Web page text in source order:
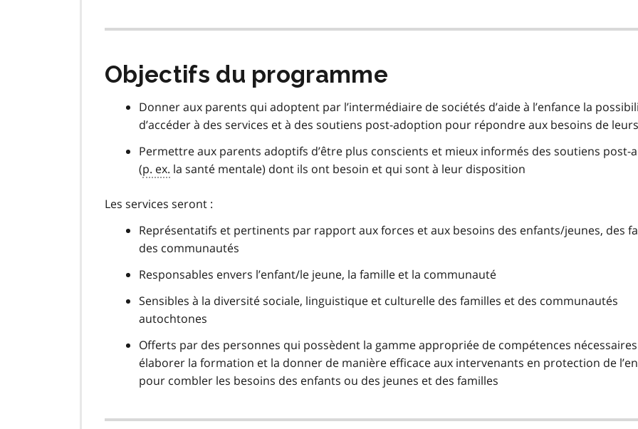
Objectifs du programme
Donner aux parents qui adoptent par l’intermédiaire de sociétés d’aide à l’enfance la
d’accéder à des services et à des soutiens post-adoption pour répondre aux besoins de
Permettre aux parents adoptifs d’être plus conscients et mieux informés des soutiens post-
(p. ex. la santé mentale) dont ils ont besoin et qui sont à leur disposition
Les services seront :
Représentatifs et pertinents par rapport aux forces et aux besoins des enfants/jeunes, des
des communautés
Responsables envers l’enfant/le jeune, la famille et la communauté
Sensibles à la diversité sociale, linguistique et culturelle des familles et des communautés
autochtones
Offerts par des personnes qui possèdent la gamme appropriée de compétences nécessaires
élaborer la formation et la donner de manière efficace aux intervenants en protection de
pour combler les besoins des enfants ou des jeunes et des familles